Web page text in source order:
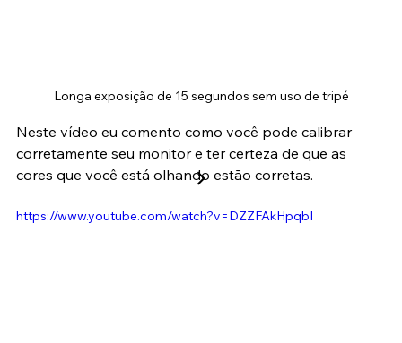
Neste vídeo eu comento como você pode calibrar
corretamente seu monitor e ter certeza de que as
cores que você está olhando estão corretas.